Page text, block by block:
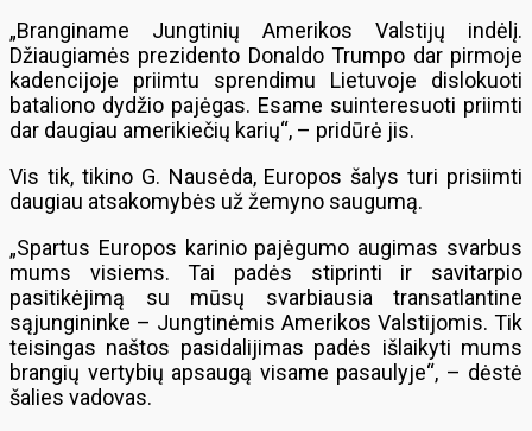
„Branginame Jungtinių Amerikos Valstijų indėlį.
Džiaugiamės prezidento Donaldo Trumpo dar pirmoje
kadencijoje priimtu sprendimu Lietuvoje dislokuoti
bataliono dydžio pajėgas. Esame suinteresuoti priimti
dar daugiau amerikiečių karių“, – pridūrė jis.
Vis tik, tikino G. Nausėda, Europos šalys turi prisiimti
daugiau atsakomybės už žemyno saugumą.
„Spartus Europos karinio pajėgumo augimas svarbus
mums visiems. Tai padės stiprinti ir savitarpio
pasitikėjimą su mūsų svarbiausia transatlantine
sąjungininke – Jungtinėmis Amerikos Valstijomis. Tik
teisingas naštos pasidalijimas padės išlaikyti mums
brangių vertybių apsaugą visame pasaulyje“, – dėstė
šalies vadovas.